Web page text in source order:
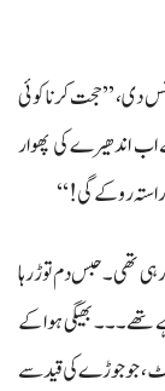
دی، ’’حجت کرنا کوئی
اندھیرے کی پھوار
راستہ روکےگی!‘‘
رہی تھی۔ حبس دم توڑ رہا
تھے۔۔۔ بھیگی ہوا کے
جو جوڑے کی قید سے